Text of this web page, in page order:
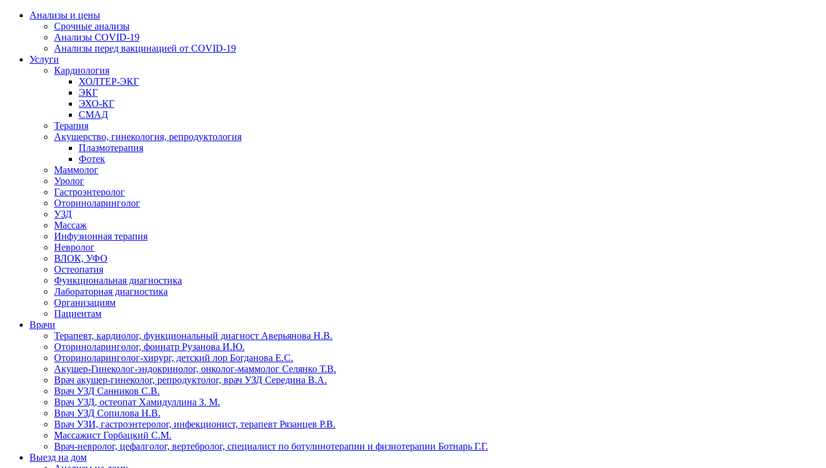
Анализы и цены
Срочные анализы
Анализы COVID-19
Анализы перед вакцинацией от COVID-19
Услуги
Кардиология
ХОЛТЕР-ЭКГ
ЭКГ
ЭХО-КГ
СМАД
Терапия
Акушерство, гинекология, репродуктология
Плазмотерапия
Фотек
Маммолог
Уролог
Гастроэнтеролог
Оториноларинголог
УЗД
Массаж
Инфузионная терапия
Невролог
ВЛОК, УФО
Остеопатия
Функциональная диагностика
Лабораторная диагностика
Организациям
Пациентам
Врачи
Терапевт, кардиолог, функциональный диагност Аверьянова Н.В.
Оториноларинголог, фониатр Рузанова И.Ю.
Оториноларинголог-хирург, детский лор Богданова Е.С.
Акушер-Гинеколог-эндокринолог, онколог-маммолог Селянко Т.В.
Врач акушер-гинеколог, репродуктолог, врач УЗД Середина В.А.
Врач УЗД Санников С.В.
Врач УЗД, остеопат Хамидуллина З. М.
Врач УЗД Сопилова Н.В.
Врач УЗИ, гастроэнтеролог, инфекционист, терапевт Рязанцев Р.В.
Массажист Горбацкий С.М.
Врач-невролог, цефалголог, вертебролог, специалист по ботулинотерапии и физиотерапии Ботнарь Г.Г.
Выезд на дом